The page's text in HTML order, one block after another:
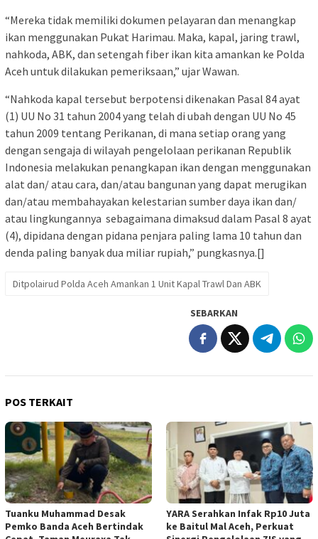
“Mereka tidak memiliki dokumen pelayaran dan menangkap
ikan menggunakan Pukat Harimau. Maka, kapal, jaring trawl,
nahkoda, ABK, dan setengah fiber ikan kita amankan ke Polda
Aceh untuk dilakukan pemeriksaan,” ujar Wawan.
“Nahkoda kapal tersebut berpotensi dikenakan Pasal 84 ayat
(1) UU No 31 tahun 2004 yang telah di ubah dengan UU No 45
tahun 2009 tentang Perikanan, di mana setiap orang yang
dengan sengaja di wilayah pengelolaan perikanan Republik
Indonesia melakukan penangkapan ikan dengan menggunakan
alat dan/ atau cara, dan/atau bangunan yang dapat merugikan
dan/atau membahayakan kelestarian sumber daya ikan dan/
atau lingkungannya sebagaimana dimaksud dalam Pasal 8 ayat
(4), dipidana dengan pidana penjara paling lama 10 tahun dan
denda paling banyak dua miliar rupiah,” pungkasnya.[]
Ditpolairud Polda Aceh Amankan 1 Unit Kapal Trawl Dan ABK
SEBARKAN
POS TERKAIT
Tuanku Muhammad Desak
Pemko Banda Aceh Bertindak
YARA Serahkan Infak Rp10 Juta
ke Baitul Mal Aceh, Perkuat